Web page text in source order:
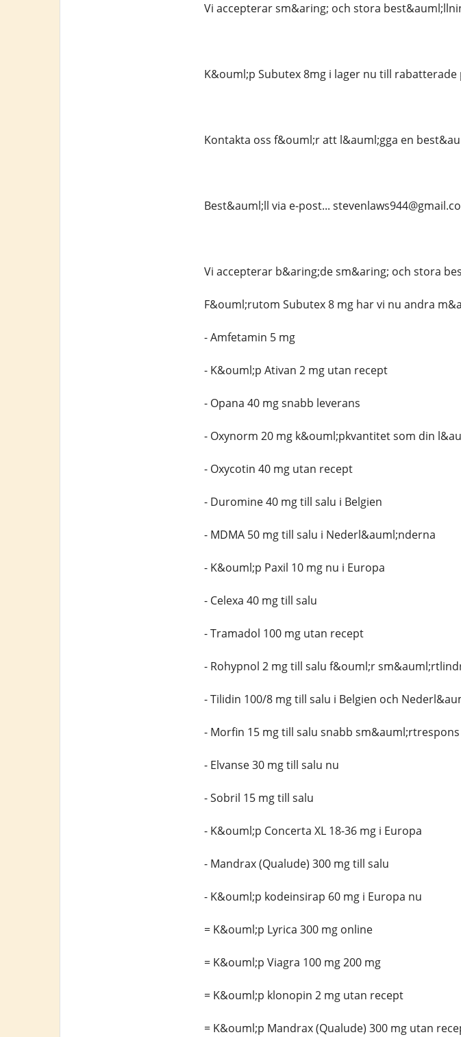
Vi accepterar sm&aring; och stora
K&ouml;p Subutex 8mg i lager nu till rabatterade
Kontakta oss f&ouml;r att l&auml;gga en
Best&auml;ll via e-post...
Vi accepterar b&aring;de sm&aring; och stora
F&ouml;rutom Subutex 8 mg har vi nu andra
- Amfetamin 5 mg
- K&ouml;p Ativan 2 mg utan recept
- Opana 40 mg snabb leverans
- Oxynorm 20 mg k&ouml;pkvantitet som din
- Oxycotin 40 mg utan recept
- Duromine 40 mg till salu i Belgien
- MDMA 50 mg till salu i Nederl&auml;nderna
- K&ouml;p Paxil 10 mg nu i Europa
- Celexa 40 mg till salu
- Tramadol 100 mg utan recept
- Rohypnol 2 mg till salu f&ouml;r
- Tilidin 100/8 mg till salu i Belgien och
- Morfin 15 mg till salu snabb sm&auml;rtrespons
- Elvanse 30 mg till salu nu
- Sobril 15 mg till salu
- K&ouml;p Concerta XL 18-36 mg i Europa
- Mandrax (Qualude) 300 mg till salu
- K&ouml;p kodeinsirap 60 mg i Europa nu
= K&ouml;p Lyrica 300 mg online
= K&ouml;p Viagra 100 mg 200 mg
= K&ouml;p klonopin 2 mg utan recept
= K&ouml;p Mandrax (Qualude) 300 mg utan